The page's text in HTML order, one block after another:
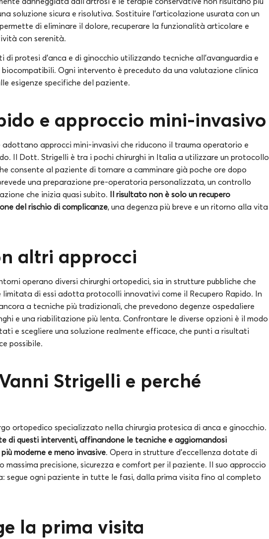
soluzione sicura e risolutiva. Sostituire l’articolazione usurata con un
di eliminare il dolore, recuperare la funzionalità articolare e
con serenità.
protesi d’anca e di ginocchio utilizzando tecniche all’avanguardia e
Ogni intervento è preceduto da una valutazione clinica
esigenze specifiche del paziente.
e approccio mini-invasivo
adottano approcci mini-invasivi che riducono il trauma operatorio e
Il Dott. Strigelli è tra i pochi chirurghi in Italia a utilizzare un protocollo
consente al paziente di tornare a camminare già poche ore dopo
una preparazione pre-operatoria personalizzata, un controllo
che inizia quasi subito. Il risultato non è solo un recupero
del rischio di complicanze, una degenza più breve e un ritorno alla vita
altri approcci
operano diversi chirurghi ortopedici, sia in strutture pubbliche che
di essi adotta protocolli innovativi come il Recupero Rapido. In
a tecniche più tradizionali, che prevedono degenze ospedaliere
e una riabilitazione più lenta. Confrontare le diverse opzioni è il modo
e scegliere una soluzione realmente efficace, che punti a risultati
possibile.
Strigelli e perché
ortopedico specializzato nella chirurgia protesica di anca e ginocchio.
di questi interventi, affinandone le tecniche e aggiornandosi
moderne e meno invasive. Opera in strutture d’eccellenza dotate di
precisione, sicurezza e comfort per il paziente. Il suo approccio
segue ogni paziente in tutte le fasi, dalla prima visita fino al completo
la prima visita